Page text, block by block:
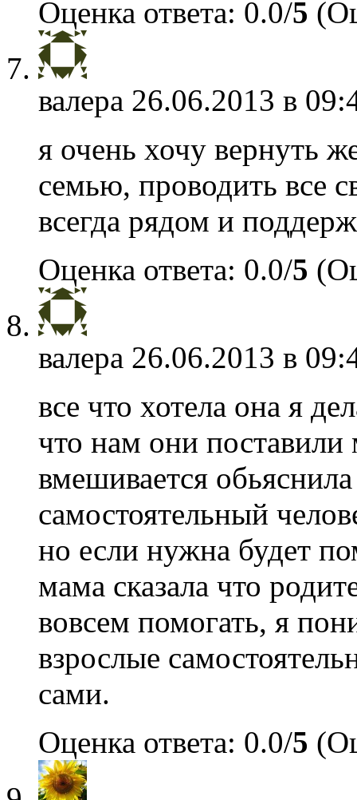
Оценка ответа: 0.0/5
валера 26.06.2013 в
я очень хочу вернуть
семью, проводить все
всегда рядом и
Оценка ответа: 0.0/5
валера 26.06.2013 в
все что хотела она я
что нам они поставили
вмешивается
самостоятельный
но если нужна будет
мама сказала что
вовсем помогать, я
взрослые
сами.
Оценка ответа: 0.0/5